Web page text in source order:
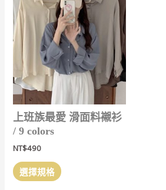
式。
可
在
產
品
頁
選
擇
上班族最愛 滑面料襯衫
/ 9 colors
NT$490
選擇規格 產